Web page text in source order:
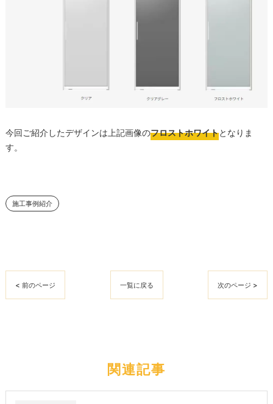
今回ご紹介したデザインは上記画像のフロストホワイトとなりま
す。
施工事例紹介
< 前のページ 一覧に戻る 次のページ >
関連記事